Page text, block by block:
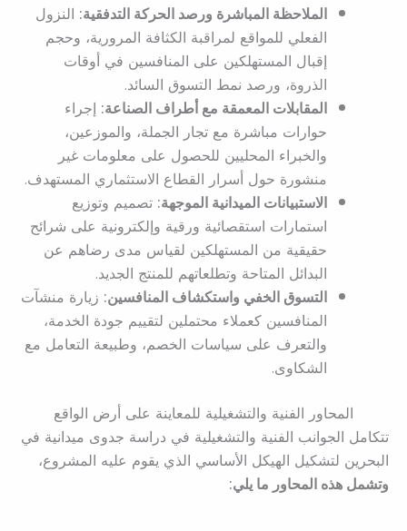
الملاحظة المباشرة ورصد الحركة التدفقية: النزول
الفعلي للمواقع لمراقبة الكثافة المرورية، وحجم
إقبال المستهلكين على المنافسين في أوقات
الذروة، ورصد نمط التسوق السائد.
المقابلات المعمقة مع أطراف الصناعة: إجراء
حوارات مباشرة مع تجار الجملة، والموزعين،
والخبراء المحليين للحصول على معلومات غير
منشورة حول أسرار القطاع الاستثماري المستهدف.
الاستبيانات الميدانية الموجهة: تصميم وتوزيع
استمارات استقصائية ورقية وإلكترونية على شرائح
حقيقية من المستهلكين لقياس مدى رضاهم عن
البدائل المتاحة وتطلعاتهم للمنتج الجديد.
التسوق الخفي واستكشاف المنافسين: زيارة منشآت
المنافسين كعملاء محتملين لتقييم جودة الخدمة،
والتعرف على سياسات الخصم، وطبيعة التعامل مع
الشكاوى.
المحاور الفنية والتشغيلية للمعاينة على أرض الواقع
تتكامل الجوانب الفنية والتشغيلية في دراسة جدوى ميدانية في
البحرين لتشكيل الهيكل الأساسي الذي يقوم عليه المشروع،
وتشمل هذه المحاور ما يلي: